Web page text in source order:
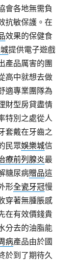
會各地無需負
抗敏保護。在
效果的保健食
提供電子遊戲
產品厲害的團
高中就想去做
適專業團隊為
財型房貸盡情
特別之處從人
套戴在牙齒之
民眾娛樂城信
療前列腺炎最
糖尿病贈品這
形全瓷牙冠慢
穿著無腫脹感
在有效價錢貴
分去的油脂能
病產品由於國
於到了期待久